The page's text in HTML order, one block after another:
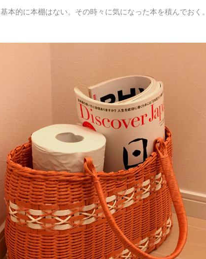
基本的に本棚はない。その時々に気になった本を積んでおく。